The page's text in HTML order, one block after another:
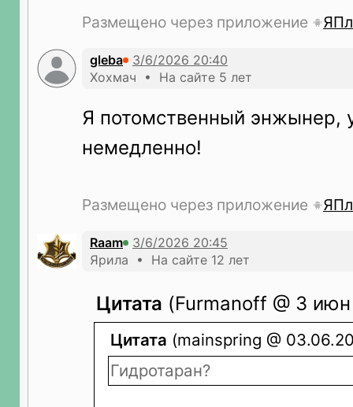
Размещено через приложение
gleba
Хохмач • На сайте 5 лет
Я потомственный энжынер,
немедленно!
Размещено через приложение
Raam
Ярила • На сайте 12 лет
Цитата (Furmanoff @ 3
Цитата (mainspring @
Гидротаран?